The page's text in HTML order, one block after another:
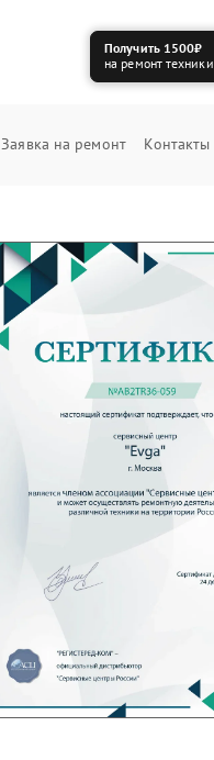
Получить 1500₽
на ремонт техники
Заявка на ремонт Контакты